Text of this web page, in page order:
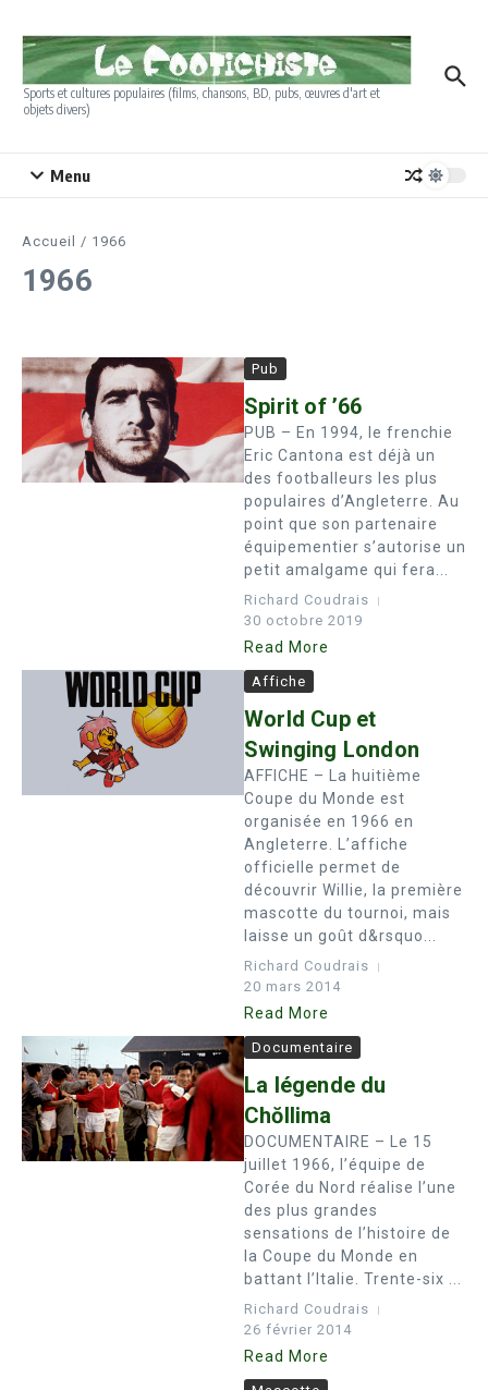
Sports et cultures populaires (films, chansons, BD, pubs, œuvres d'art et
objets divers)
Menu
Accueil / 1966
1966
Pub
Spirit of ’66
PUB – En 1994, le frenchie
Eric Cantona est déjà un
des footballeurs les plus
populaires d’Angleterre. Au
point que son partenaire
équipementier s’autorise un
petit amalgame qui fera...
Richard Coudrais
30 octobre 2019
Read More
Affiche
World Cup et
Swinging London
AFFICHE – La huitième
Coupe du Monde est
organisée en 1966 en
Angleterre. L’affiche
officielle permet de
découvrir Willie, la première
mascotte du tournoi, mais
laisse un goût d&rsquo...
Richard Coudrais
20 mars 2014
Read More
Documentaire
La légende du
Chŏllima
DOCUMENTAIRE – Le 15
juillet 1966, l’équipe de
Corée du Nord réalise l’une
des plus grandes
sensations de l’histoire de
la Coupe du Monde en
battant l’Italie. Trente-six ...
Richard Coudrais
26 février 2014
Read More